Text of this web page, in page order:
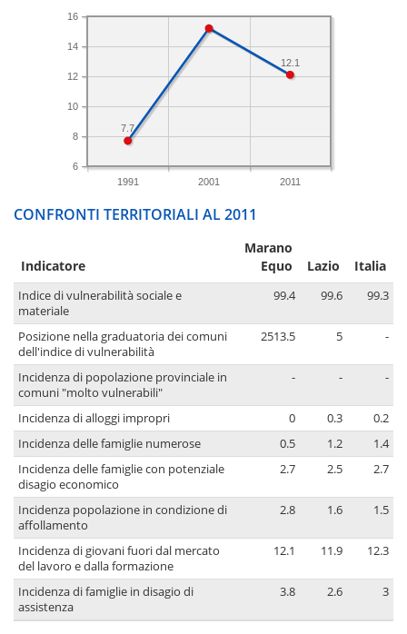
1991 2001 2011
6
8
10
12
14
16
12.1
7.7
CONFRONTI TERRITORIALI AL 2011
Indicatore
Marano
Equo
Lazio Italia
Indice di vulnerabilità sociale e
materiale
99.4 99.6 99.3
Posizione nella graduatoria dei comuni
dell'indice di vulnerabilità
2513.5 5 -
Incidenza di popolazione provinciale in
comuni "molto vulnerabili"
- - -
Incidenza di alloggi impropri 0 0.3
0.2
Incidenza delle famiglie numerose
0.5 1.2
1.4
Incidenza delle famiglie con potenziale
disagio economico
2.7 2.5 2.7
Incidenza popolazione in condizione di
affollamento
2.8 1.6 1.5
Incidenza di giovani fuori dal mercato
del lavoro e dalla formazione
12.1 11.9 12.3
Incidenza di famiglie in disagio di
assistenza
3.8 2.6 3